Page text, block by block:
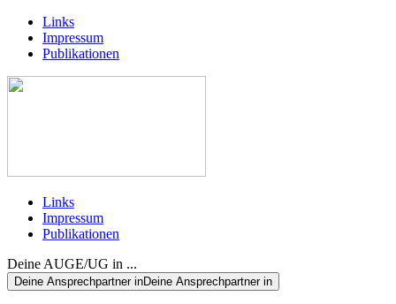
Links
Impressum
Publikationen
Links
Impressum
Publikationen
Deine AUGE/UG in ...
Deine Ansprechpartner inDeine Ansprechpartner in